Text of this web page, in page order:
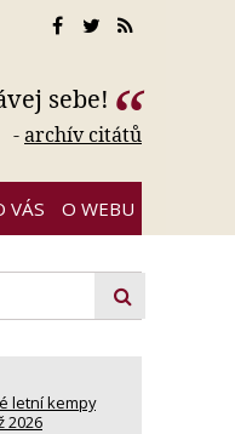
sebe!
-archív citátů
VÁS O WEBU
letní kempy
2026